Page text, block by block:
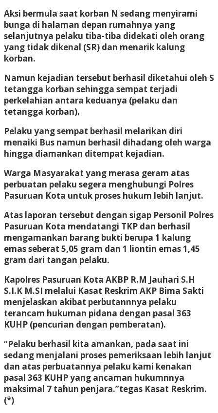
Aksi bermula saat korban N sedang menyirami
bunga di halaman depan rumahnya yang
selanjutnya pelaku tiba-tiba didekati oleh orang
yang tidak dikenal (SR) dan menarik kalung
korban.
Namun kejadian tersebut berhasil diketahui oleh S
tetangga korban sehingga sempat terjadi
perkelahian antara keduanya (pelaku dan
tetangga korban).
Pelaku yang sempat berhasil melarikan diri
menaiki Bus namun berhasil dihadang oleh warga
hingga diamankan ditempat kejadian.
Warga Masyarakat yang merasa geram atas
perbuatan pelaku segera menghubungi Polres
Pasuruan Kota untuk proses hukum lebih lanjut.
Atas laporan tersebut dengan sigap Personil Polres
Pasuruan Kota mendatangi TKP dan berhasil
mengamankan barang bukti berupa 1 kalung
emas seberat 5,05 gram dan 1 liontin emas 1,45
gram dari tangan pelaku.
Kapolres Pasuruan Kota AKBP R.M Jauhari S.H
S.I.K M.SI melalui Kasat Reskrim AKP Bima Sakti
menjelaskan akibat perbutannnya pelaku
terancam hukuman pidana dengan pasal 363
KUHP (pencurian dengan pemberatan).
“Pelaku berhasil kita amankan, pada saat ini
sedang menjalani proses pemeriksaan lebih lanjut
dan atas perbuatannya pelaku kami kenakan
pasal 363 KUHP yang ancaman hukumnnya
maksimal 7 tahun penjara.”tegas Kasat Reskrim.
(*)